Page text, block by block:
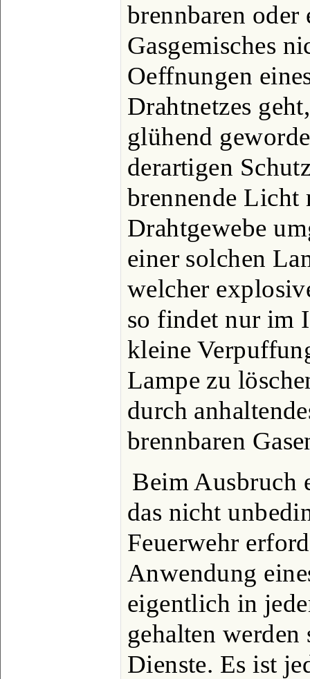
brennbaren
Gasgemisches
Oeffnungen
Drahtnetzes
glühend
derartigen
brennende Licht
Drahtgewebe
einer solchen
welcher
so findet nur im
kleine
Lampe zu
durch
brennbaren
Beim Ausbruch
das nicht
Feuerwehr
Anwendung
eigentlich in
gehalten
Dienste. Es ist